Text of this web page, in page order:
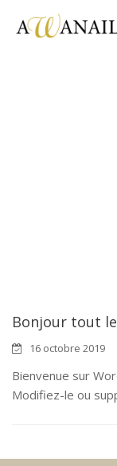
Bonjour tout
16 octobre 2019
Bienvenue sur
Modifiez-le ou